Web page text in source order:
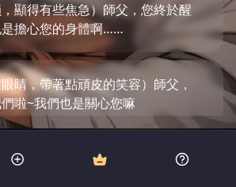
，顯得有些焦急）師父，您終於醒
擔心您的身體啊……
眼睛，帶著點頑皮的笑容）師父，
啦~我們也是關心您嘛